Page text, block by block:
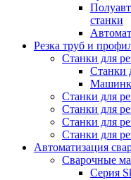
станки
Резка труб и
Станки для
Станки
Станки для
Станки для
Станки для
Станки для
Автоматизация
Сварочные
Серия